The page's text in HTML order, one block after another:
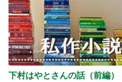
下村はやとさんの話（前編）